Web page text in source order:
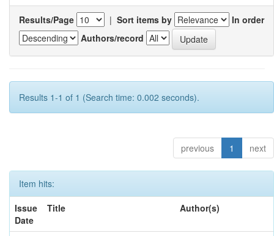
Results/Page | Sort items by
In order
Authors/record
Results 1-1 of 1 (Search time: 0.002 seconds).
previous 1 next
Item hits:
Issue
Date
Title Author(s)